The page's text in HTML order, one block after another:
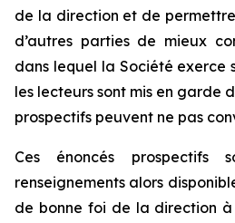
de la direction et de
d’autres parties de mieux
dans lequel la Société exerce
les lecteurs sont mis en garde
prospectifs peuvent ne pas
Ces énoncés prospectifs
renseignements alors
de bonne foi de la direction à